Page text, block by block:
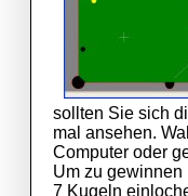
sollten Sie sich
mal ansehen.
Computer oder
Um zu
7 Kugeln